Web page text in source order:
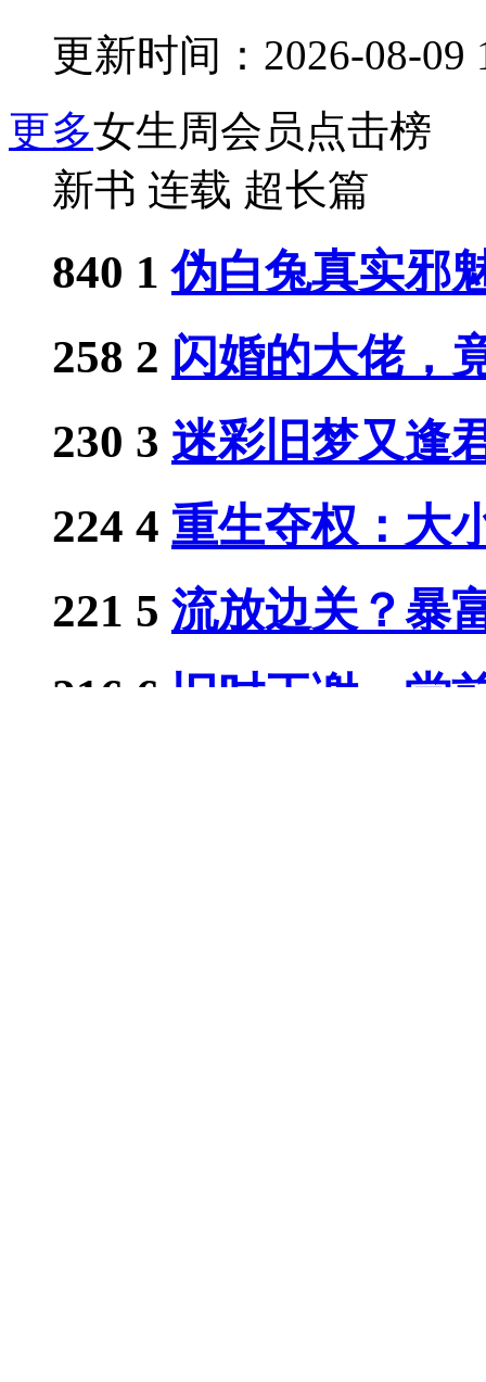
更新时间：2026-08-09
更多女生周会员点击榜
新书 连载 超长篇
840 1 伪白兔真实邪
258 2 闪婚的大佬，
230 3 迷彩旧梦又逢
224 4 重生夺权：大
221 5 流放边关？暴
216 6 旧时王谢，堂